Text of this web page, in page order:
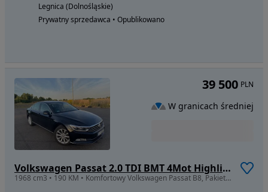
Legnica (Dolnośląskie)
Prywatny sprzedawca • Opublikowano
Volkswagen Passat 2.0 TDI BMT 4Mot Highline DSG
1968 cm3 • 190 KM • Komfortowy Volkswagen Passat B8, Pakiet Business
39 500 PLN
W granicach średniej